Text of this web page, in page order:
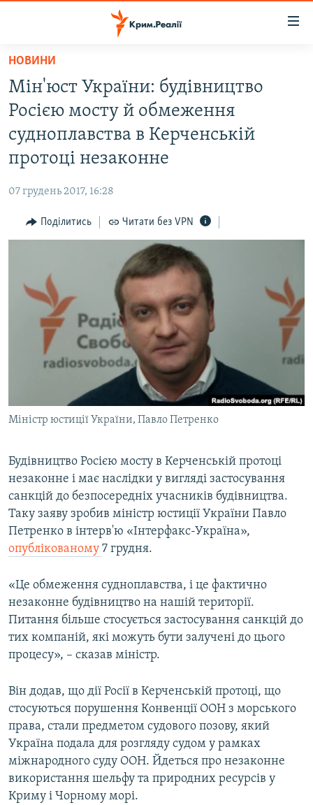
Перейти
основного
матеріалу
до
основної
Перейти
пошуку
НОВИНИ
ПОГЛЯД
ІНТЕРВ'Ю
СПЕЦПРОЕКТИ
ДЕПОРТАЦІЯ
ВІДЕОУРОКИ «ELIFBE»
СВІДЧЕННЯ ОКУПАЦІЇ
УКРАЇНСЬКА ПРОБЛЕМА КРИМУ
ІНФОГРАФІКА
ЯК ОБІЙТИ БЛОКУВАННЯ
Русский
Qırımtatar
Усі сайти RFE/RL
НОВИНИ
Мін'юст України: будівництво
Росією мосту й обмеження
судноплавства в Керченській
протоці незаконне
07 грудень 2017, 16:28
Поділитись Читати без VPN
Міністр юстиції України, Павло Петренко
Будівництво Росією мосту в Керченській протоці
незаконне і має наслідки у вигляді застосування
санкцій до безпосередніх учасників будівництва.
Таку заяву зробив міністр юстиції України Павло
Петренко в інтерв'ю «Інтерфакс-Україна»,
опублікованому 7 грудня.
«Це обмеження судноплавства, і це фактично
незаконне будівництво на нашій території.
Питання більше стосується застосування санкцій до
тих компаній, які можуть бути залучені до цього
процесу», – сказав міністр.
Він додав, що дії Росії в Керченській протоці, що
стосуються порушення Конвенції ООН з морського
права, стали предметом судового позову, який
Україна подала для розгляду судом у рамках
міжнародного суду ООН. Йдеться про незаконне
використання шельфу та природних ресурсів у
Криму і Чорному морі.